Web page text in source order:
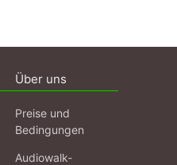
Über uns
Preise und
Bedingungen
Audiowalk-